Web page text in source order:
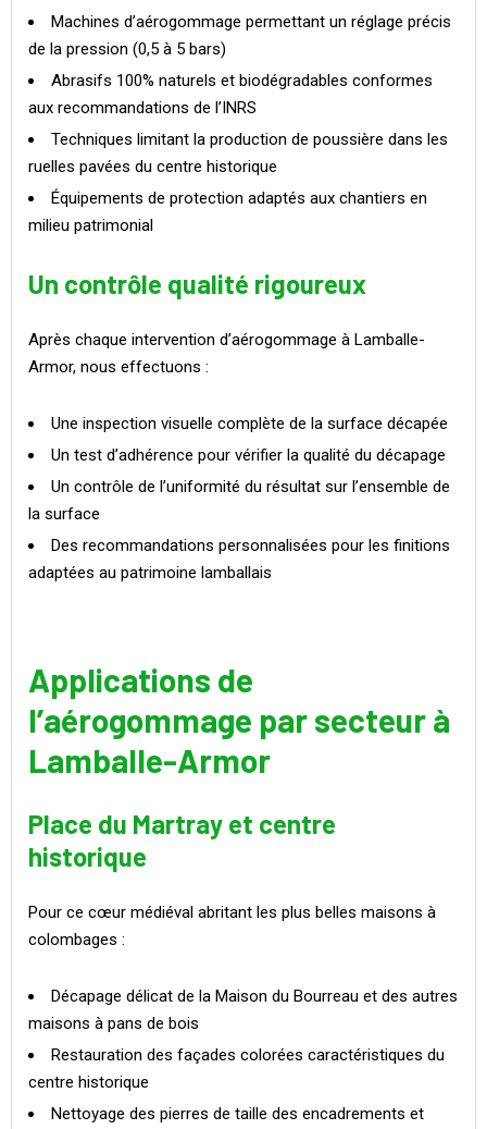
Machines d’aérogommage permettant un réglage précis
de la pression (0,5 à 5 bars)
Abrasifs 100% naturels et biodégradables conformes
aux recommandations de l’INRS
Techniques limitant la production de poussière dans les
ruelles pavées du centre historique
Équipements de protection adaptés aux chantiers en
milieu patrimonial
Un contrôle qualité rigoureux
Après chaque intervention d’aérogommage à Lamballe-
Armor, nous effectuons :
Une inspection visuelle complète de la surface décapée
Un test d’adhérence pour vérifier la qualité du décapage
Un contrôle de l’uniformité du résultat sur l’ensemble de
la surface
Des recommandations personnalisées pour les finitions
adaptées au patrimoine lamballais
Applications de
l’aérogommage par secteur à
Lamballe-Armor
Place du Martray et centre
historique
Pour ce cœur médiéval abritant les plus belles maisons à
colombages :
Décapage délicat de la Maison du Bourreau et des autres
maisons à pans de bois
Restauration des façades colorées caractéristiques du
centre historique
Nettoyage des pierres de taille des encadrements et